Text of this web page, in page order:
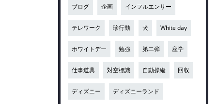
ブログ 企画 インフルエンサー
テレワーク 珍行動 犬 White day
ホワイトデー 勉強 第二弾 座学
仕事道具 対空標識 自動操縦 回収
ディズニー ディズニーランド